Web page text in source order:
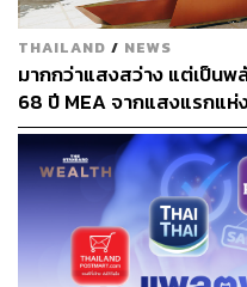
เลอทัดค้นพบว่า ความสำเร็
SHOPPING เกิดจากความ
ลงมือทำและการไม่ยอมแพ้
SHOPPING คือการสร้าง
ให้กับร้านค้า และพัฒนาเค
บริหารออร์เดอร์ จัดการเรื่
ร้านค้ากระตุ้นยอดขายได้เ
เติบโตของจำนวนร้านค้าแ
อนาคต
THAILAND / NEWS
มากกว่าแสงสว่าง แต่เป็น
68 ปี MEA จากแสงแรกแ
เมือง ผ่าน MEA SPARK